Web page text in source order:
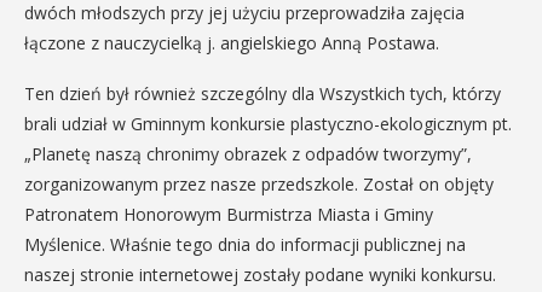
dwóch młodszych przy jej użyciu przeprowadziła zajęcia
łączone z nauczycielką j. angielskiego Anną Postawa.
Ten dzień był również szczególny dla Wszystkich tych, którzy
brali udział w Gminnym konkursie plastyczno-ekologicznym pt.
„Planetę naszą chronimy obrazek z odpadów tworzymy”,
zorganizowanym przez nasze przedszkole. Został on objęty
Patronatem Honorowym Burmistrza Miasta i Gminy
Myślenice. Właśnie tego dnia do informacji publicznej na
naszej stronie internetowej zostały podane wyniki konkursu.